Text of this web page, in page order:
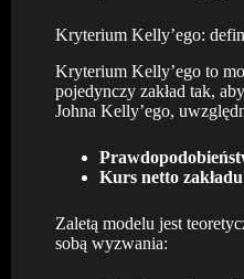
Kryterium Kelly’ego:
Kryterium Kelly’ego to
pojedynczy zakład tak,
Johna Kelly’ego,
Kurs netto zakładu
Zaletą modelu jest
sobą wyzwania: